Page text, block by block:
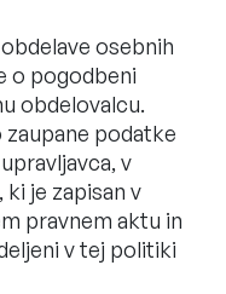
osebnih
o pogodbeni
obdelovalcu.
podatke
v
je zapisan v
pravnem aktu in
v tej politiki